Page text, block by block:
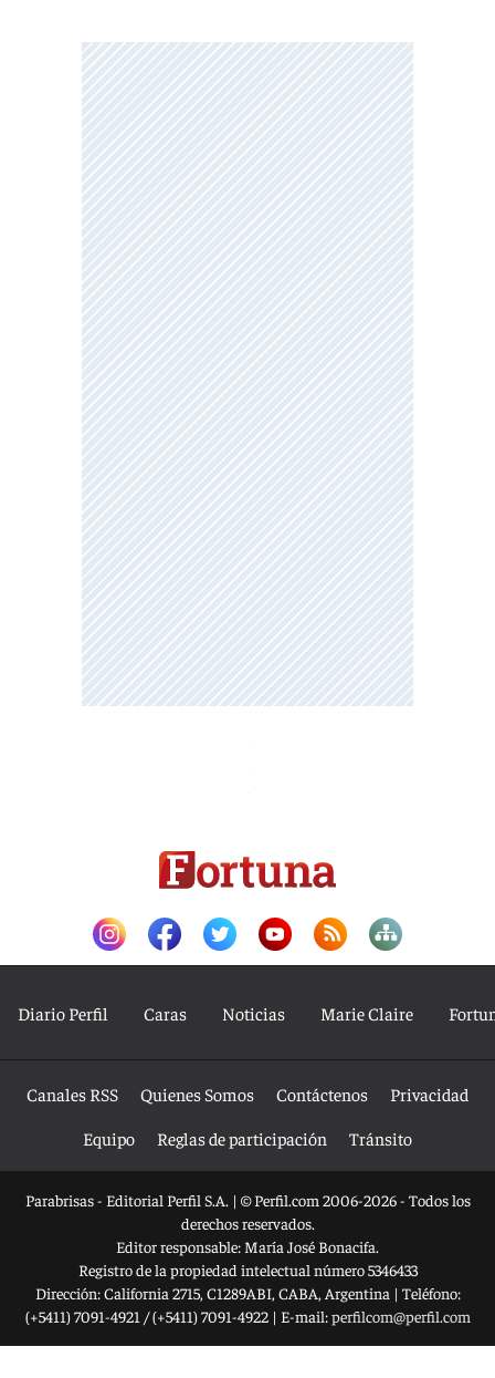
Diario Perfil Caras Noticias Marie Claire
Canales RSS Quienes Somos Contáctenos
Privacidad
Equipo
Reglas de participación Tránsito
Parabrisas - Editorial Perfil S.A. | © Perfil.com 2006-2026 - Todos los
derechos reservados.
Editor responsable: María José Bonacifa.
Registro de la propiedad intelectual número 5346433
Dirección:California 2715, C1289ABI, CABA, Argentina | Teléfono:
(+5411) 7091-4921 /(+5411) 7091-4922| E-mail:perfilcom@perfil.com